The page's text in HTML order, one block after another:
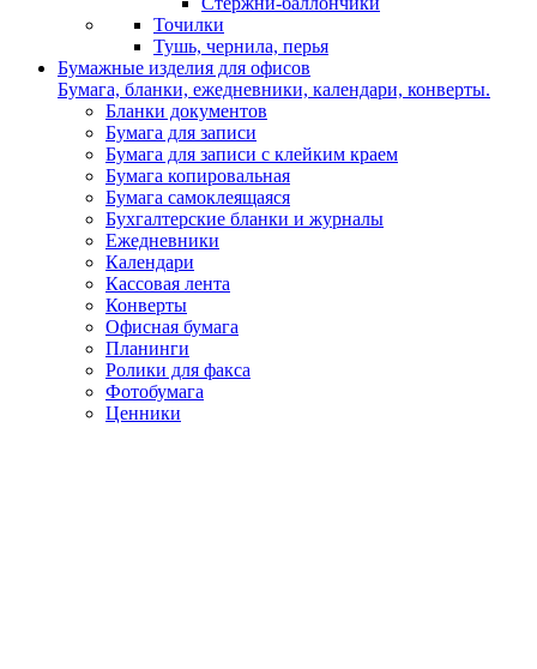
Точилки
Тушь, чернила, перья
Бумажные изделия для офисов
Бумага, бланки, ежедневники, календари, конверты.
Бланки документов
Бумага для записи
Бумага для записи с клейким краем
Бумага копировальная
Бумага самоклеящаяся
Бухгалтерские бланки и журналы
Ежедневники
Календари
Кассовая лента
Конверты
Офисная бумага
Планинги
Ролики для факса
Фотобумага
Ценники